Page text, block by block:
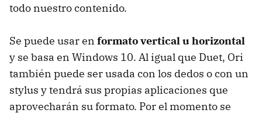
todo nuestro contenido.
Se puede usar en formato vertical u horizontal
y se basa en Windows 10. Al igual que Duet, Ori
también puede ser usada con los dedos o con un
stylus y tendrá sus propias aplicaciones que
aprovecharán su formato. Por el momento se